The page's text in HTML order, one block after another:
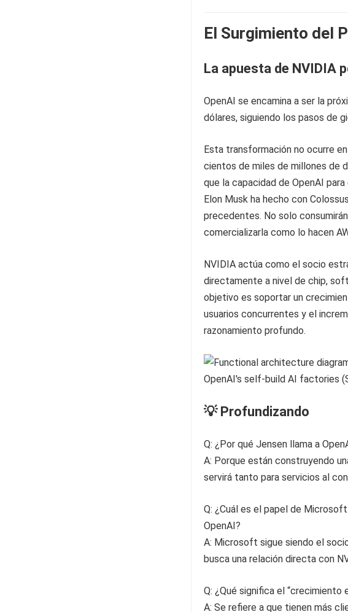
El Surgimiento del
La apuesta de NVIDIA
OpenAI se encamina a ser la
dólares, siguiendo los pasos de
Esta transformación no ocurre
cientos de miles de millones de
que la capacidad de OpenAI
Elon Musk ha hecho con
precedentes. No solo
comercializarla como lo hacen
NVIDIA actúa como el socio
directamente a nivel de chip,
objetivo es soportar un
usuarios concurrentes y el
razonamiento profundo.
💡 Profundizando
Q: ¿Por qué Jensen llama a
A: Porque están construyendo
servirá tanto para servicios al
Q: ¿Cuál es el papel de
OpenAI?
A: Microsoft sigue siendo el
busca una relación directa con
Q: ¿Qué significa el “crecimiento
A: Se refiere a que tienen más